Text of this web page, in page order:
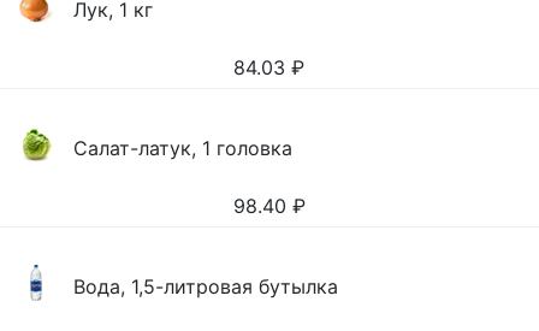
Лук, 1 кг
84.03 ₽
Салат-латук, 1 головка
98.40 ₽
Вода, 1,5-литровая бутылка